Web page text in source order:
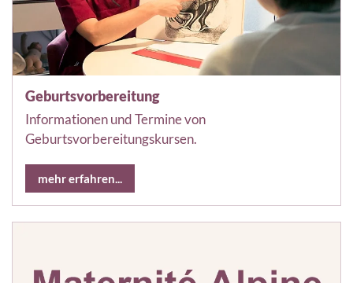
Geburtsvorbereitung
Informationen und Termine von
Geburtsvorbereitungskursen.
mehr erfahren...